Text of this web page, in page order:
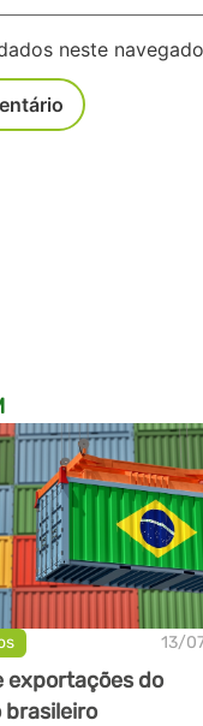
neste
13/
exportações do